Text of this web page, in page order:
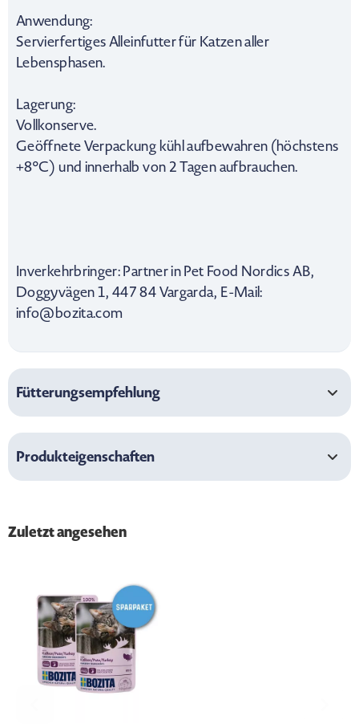
Anwendung:
Servierfertiges Alleinfutter für Katzen aller
Lebensphasen.
Lagerung:
Vollkonserve.
Geöffnete Verpackung kühl aufbewahren (höchstens
+8°C) und innerhalb von 2 Tagen aufbrauchen.
Inverkehrbringer: Partner in Pet Food Nordics AB,
Doggyvägen 1, 447 84 Vargarda, E-Mail:
info@bozita.com
Fütterungsempfehlung
Produkteigenschaften
Zuletzt angesehen